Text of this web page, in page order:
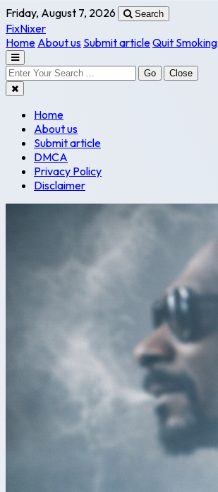
Friday, August 7, 2026 Search
FixNixer
Home About us Submit articleQuit Smoking
Go Close
Home
About us
Submit article
DMCA
Privacy Policy
Disclaimer